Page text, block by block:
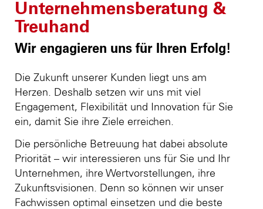
Unternehmensberatung &
Treuhand
Wir engagieren uns für Ihren Erfolg!
Die Zukunft unserer Kunden liegt uns am
Herzen. Deshalb setzen wir uns mit viel
Engagement, Flexibilität und Innovation für Sie
ein, damit Sie ihre Ziele erreichen.
Die persönliche Betreuung hat dabei absolute
Priorität – wir interessieren uns für Sie und Ihr
Unternehmen, ihre Wertvorstellungen, ihre
Zukunftsvisionen. Denn so können wir unser
Fachwissen optimal einsetzen und die beste